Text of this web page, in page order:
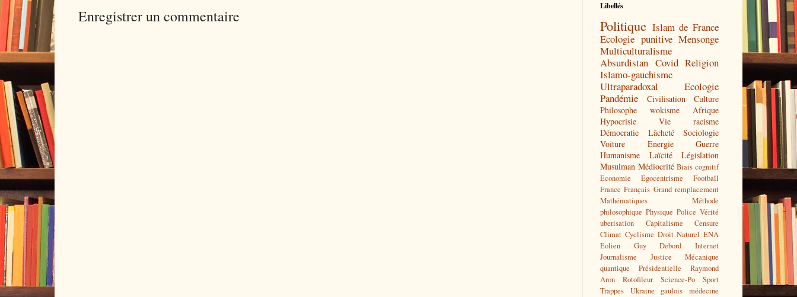
Enregistrer un commentaire
Libellés
Politique Islam de France
Ecologie punitive Mensonge
Multiculturalisme
Absurdistan Covid Religion
Islamo-gauchisme
Ultraparadoxal
Ecologie
Pandémie
Civilisation
Culture
Philosophe
wokisme
Afrique
Hypocrisie
Vie
racisme
Démocratie
Lâcheté
Sociologie
Voiture
Energie
Guerre
Humanisme
Laïcité
Législation
Musulman Médiocrité Biais cognitif
Economie
Egocentrisme
Football
France Français Grand remplacement
Mathématiques
Méthode
philosophique Physique Police Vérité
uberisation
Capitalisme
Censure
Climat Cyclisme Droit Naturel ENA
Eolien
Guy Debord
Internet
Journalisme
Justice
Mécanique
quantique
Présidentielle
Raymond
Aron
Rotofileur Science-Po
Sport
Trappes
Ukraine gaulois médecine